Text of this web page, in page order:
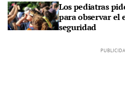
Los pediatras
para observar el
seguridad